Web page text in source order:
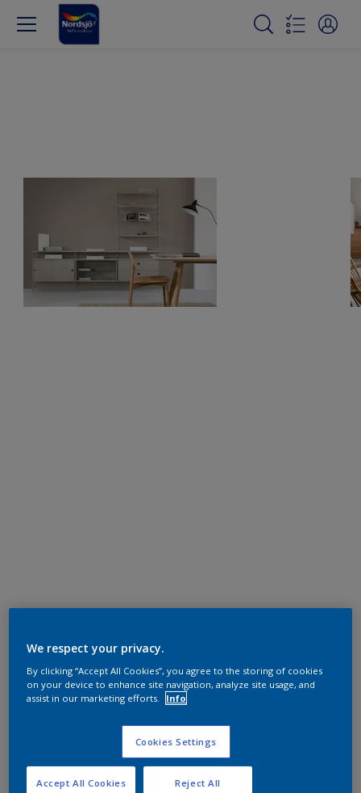
We respect your privacy.
By clicking “Accept All Cookies”, you agree to the storing of cookies
on your device to enhance site navigation, analyze site usage, and
assist in our marketing efforts.
Info
Cookies Settings
Reject All
Accept All Cookies